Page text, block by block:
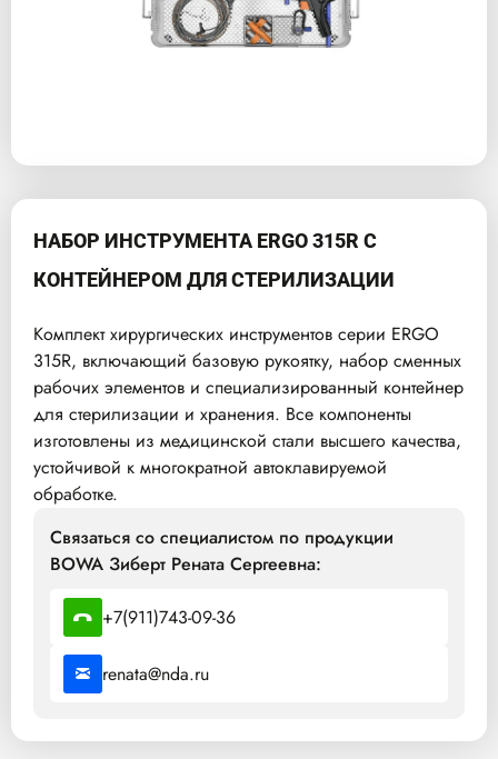
НАБОР ИНСТРУМЕНТА ERGO 315R С
КОНТЕЙНЕРОМ ДЛЯ СТЕРИЛИЗАЦИИ
Комплект хирургических инструментов серии ERGO
315R, включающий базовую рукоятку, набор сменных
рабочих элементов и специализированный контейнер
для стерилизации и хранения. Все компоненты
изготовлены из медицинской стали высшего качества,
устойчивой к многократной автоклавируемой
обработке.
Связаться со специалистом по продукции
BOWA Зиберт Рената Сергеевна:
+7(911)743-09-36
renata@nda.ru